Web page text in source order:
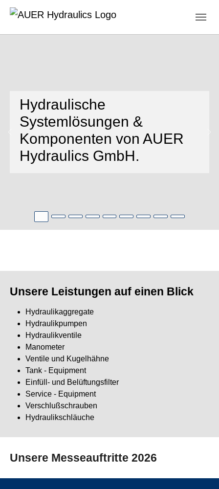
Hydraulische
Systemlösungen &
Komponenten von AUER
Hydraulics GmbH.
Previous
Unsere Leistungen auf einen Blick
Hydraulikaggregate
Hydraulikpumpen
Hydraulikventile
Manometer
Ventile und Kugelhähne
Tank - Equipment
Einfüll- und Belüftungsfilter
Service - Equipment
Verschlußschrauben
Hydraulikschläuche
Unsere Messeauftritte 2026